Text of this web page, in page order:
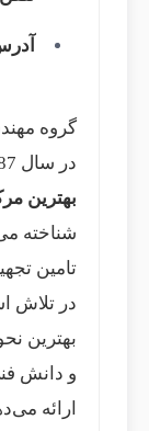
گروه
در سال 1387 و عضویت در اتحادیه، به عنوان
بهترین
شناخته
تامین
در تلاش
بهترین
و دانش
ارائه